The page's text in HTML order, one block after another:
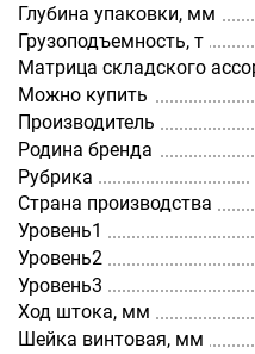
Глубина упаковки, мм
Грузоподъемность, т
Матрица складского
Можно купить
Производитель
Родина бренда
Рубрика
Страна производства
Уровень1
Уровень2
Уровень3
Ход штока, мм
Шейка винтовая, мм